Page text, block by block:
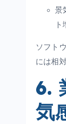
景
ソフト
には相
6.
気